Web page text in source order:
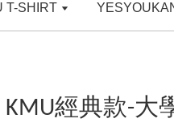
T-SHIRT
KMU經典款-大